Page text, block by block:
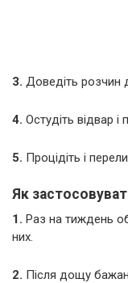
3. Доведіть розчин
4. Остудіть відвар і
5. Процідіть і
Як
1. Раз на тиждень
них.
2. Після дощу